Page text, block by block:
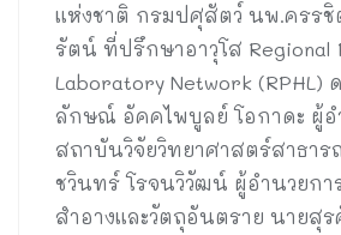
แห่งชาติ กรมปศุสัตว์ นพ.ครร
รัตน์ ที่ปรึกษาอาวุโส Regional
Laboratory Network (RPHL)
ลักษณ์ อัคคไพบูลย์ โอกาดะ ผู้อ
สถาบันวิจัยวิทยาศาสตร์สาธา
ชวินทร์ โรจนวิวัฒน์ ผู้อำนวยกา
สำอางและวัตถุอันตราย นายสุ